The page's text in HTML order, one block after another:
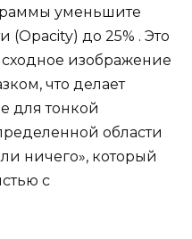
уменьшите
(Opacity) до 25% . Это
изображение
что делает
для тонкой
области
ничего», который
с